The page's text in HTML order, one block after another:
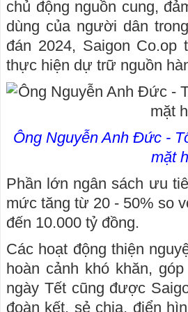
chủ động nguồn cung,
dùng của người dân
đán 2024, Saigon
thực hiện dự trữ nguồn
Ông Nguyễn Anh Đức -
mặt
Phần lớn ngân sách ưu
mức tăng từ 20 - 50% so
đến 10.000 tỷ đồng.
Các hoạt động thiện
hoàn cảnh khó khăn,
ngày Tết cũng được
đoàn kết, sẻ chia, điển